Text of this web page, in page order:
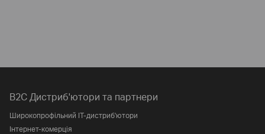
B2C Дистриб'ютори та партнери
Широкопрофільний IT-дистриб'ютори
Інтернет-комерція